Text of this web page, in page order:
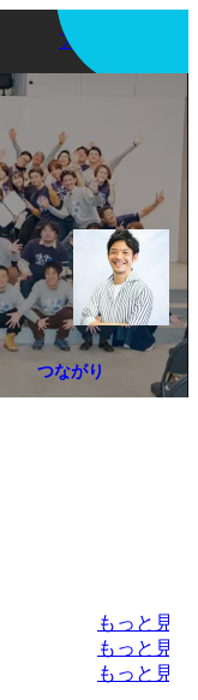
アプリを使う
つながり
もっと見る
もっと見る
もっと見る